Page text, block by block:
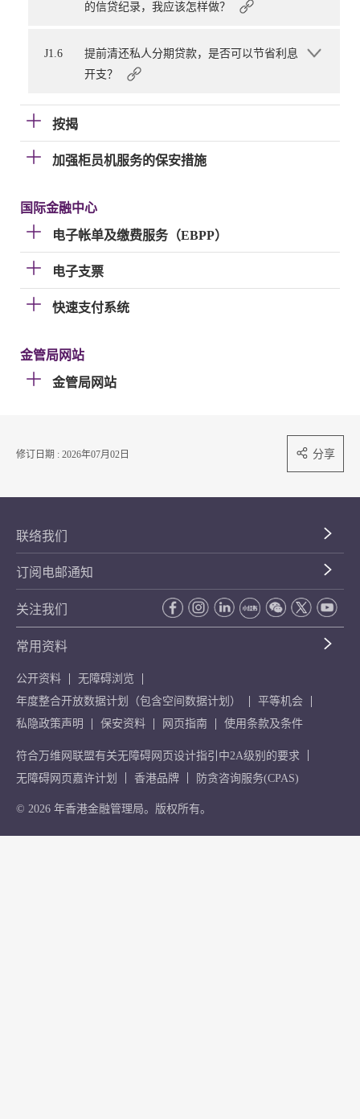
的信贷纪录，我应该怎样做？
J1.6
提前清还私人分期贷款，是否可以节省利息
开支？
按揭
加强柜员机服务的保安措施
国际金融中心
电子帐单及缴费服务（EBPP）
电子支票
快速支付系统
金管局网站
金管局网站
修订日期 : 2026年07月02日 分享
联络我们
订阅电邮通知
关注我们
常用资料
公开资料
无障碍浏览
年度整合开放数据计划（包含空间数据计划）
平等机会
私隐政策声明
保安资料 网页指南 使用条款及条件
符合万维网联盟有关无障碍网页设计指引中2A级别的要求
无障碍网页嘉许计划
香港品牌 防贪咨询服务(CPAS)
© 2026 年香港金融管理局。版权所有。